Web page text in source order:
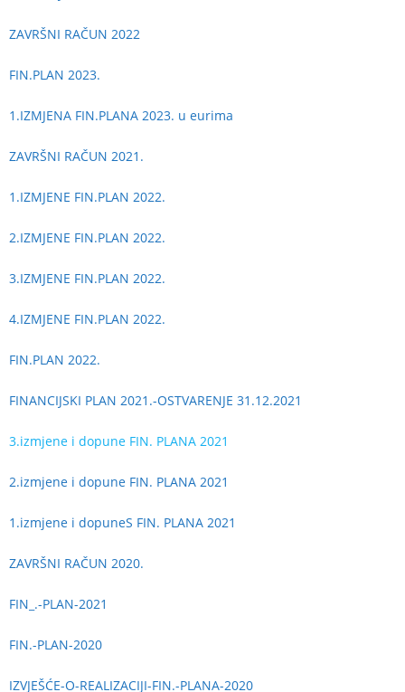
ZAVRŠNI RAČUN 2022
FIN.PLAN 2023.
1.IZMJENA FIN.PLANA 2023. u eurima
ZAVRŠNI RAČUN 2021.
1.IZMJENE FIN.PLAN 2022.
2.IZMJENE FIN.PLAN 2022.
3.IZMJENE FIN.PLAN 2022.
4.IZMJENE FIN.PLAN 2022.
FIN.PLAN 2022.
FINANCIJSKI PLAN 2021.-OSTVARENJE 31.12.2021
3.izmjene i dopune FIN. PLANA 2021
2.izmjene i dopune FIN. PLANA 2021
1.izmjene i dopuneS FIN. PLANA 2021
ZAVRŠNI RAČUN 2020.
FIN_.-PLAN-2021
FIN.-PLAN-2020
IZVJEŠĆE-O-REALIZACIJI-FIN.-PLANA-2020